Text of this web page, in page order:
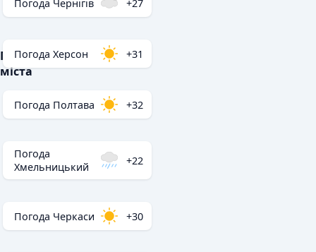
Популярні
міста
Погода Чернігів +27
Погода Херсон +31
Погода Полтава +32
Погода
Хмельницький
+22
Погода Черкаси +30